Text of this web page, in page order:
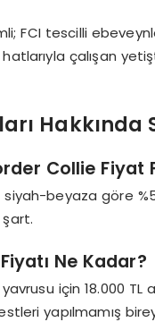
FCI tescilli
çalışan
Hakkında
Collie Fiyat
beyaza göre
Ne Kadar?
için 18.000 TL
yapılmamış